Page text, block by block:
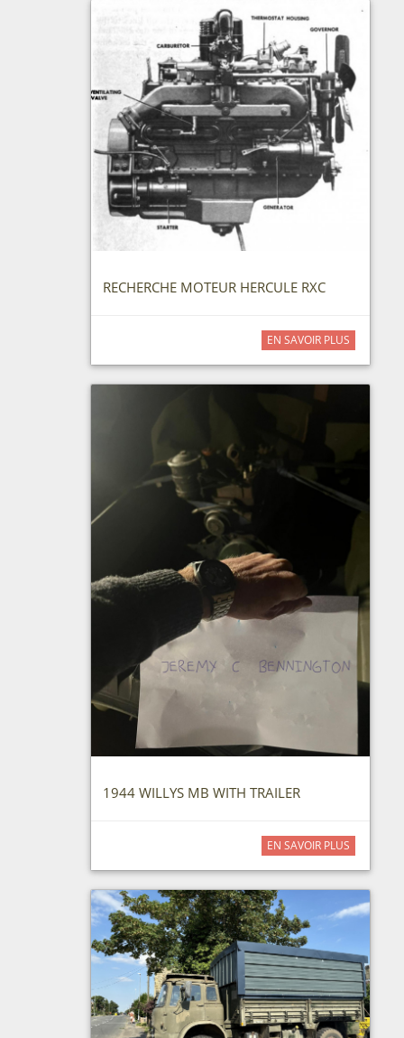
RECHERCHE MOTEUR HERCULE RXC
EN SAVOIR PLUS
1944 WILLYS MB WITH TRAILER
EN SAVOIR PLUS